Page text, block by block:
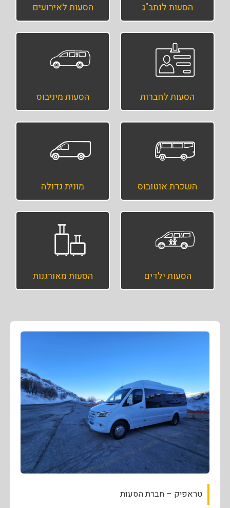
הסעות לנתב"ג הסעות לאירועים
הסעות לחברות הסעות מיניבוס
השכרת אוטובוס מונית גדולה
הסעות ילדים הסעות מאורגנות
טראפיק – חברת הסעות